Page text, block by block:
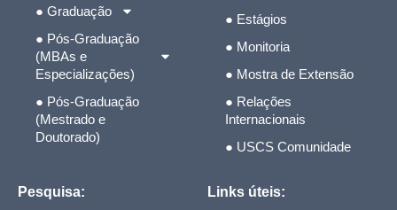
● Graduação
● Pós-Graduação
(MBAs e
Especializações)
● Pós-Graduação
(Mestrado e
Doutorado)
Pesquisa:
● Estágios
● Monitoria
● Mostra de Extensão
● Relações
Internacionais
● USCS Comunidade
Links úteis: